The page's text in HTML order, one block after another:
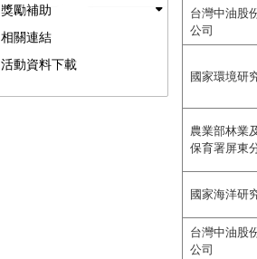
獎勵補助
相關連結
活動資料下載
台灣中油股
公司
國家環境研
農業部林業
保育署屏東
國家海洋研
台灣中油股
公司